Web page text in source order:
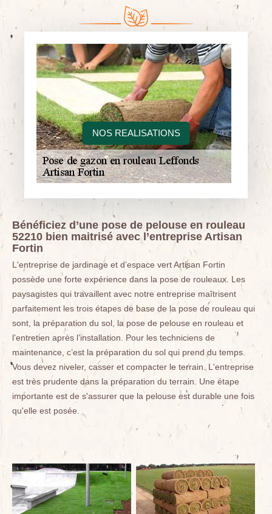
NOS REALISATIONS
Bénéficiez d’une pose de pelouse en rouleau
52210 bien maitrisé avec l’entreprise Artisan
Fortin
L'entreprise de jardinage et d’espace vert Artisan Fortin
possède une forte expérience dans la pose de rouleaux. Les
paysagistes qui travaillent avec notre entreprise maîtrisent
parfaitement les trois étapes de base de la pose de rouleau qui
sont, la préparation du sol, la pose de pelouse en rouleau et
l’entretien après l’installation. Pour les techniciens de
maintenance, c’est la préparation du sol qui prend du temps.
Vous devez niveler, casser et compacter le terrain. L'entreprise
est très prudente dans la préparation du terrain. Une étape
importante est de s'assurer que la pelouse est durable une fois
qu'elle est posée.